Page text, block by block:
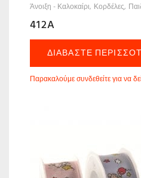
Άνοιξη - Καλοκαίρι Κορδέλες
412A
ΔΙΑΒΆΣΤΕ
Παρακαλούμε συνδεθείτε για να